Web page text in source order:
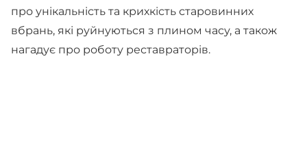
про унікальність та крихкість старовинних
вбрань, які руйнуються з плином часу, а також
нагадує про роботу реставраторів.